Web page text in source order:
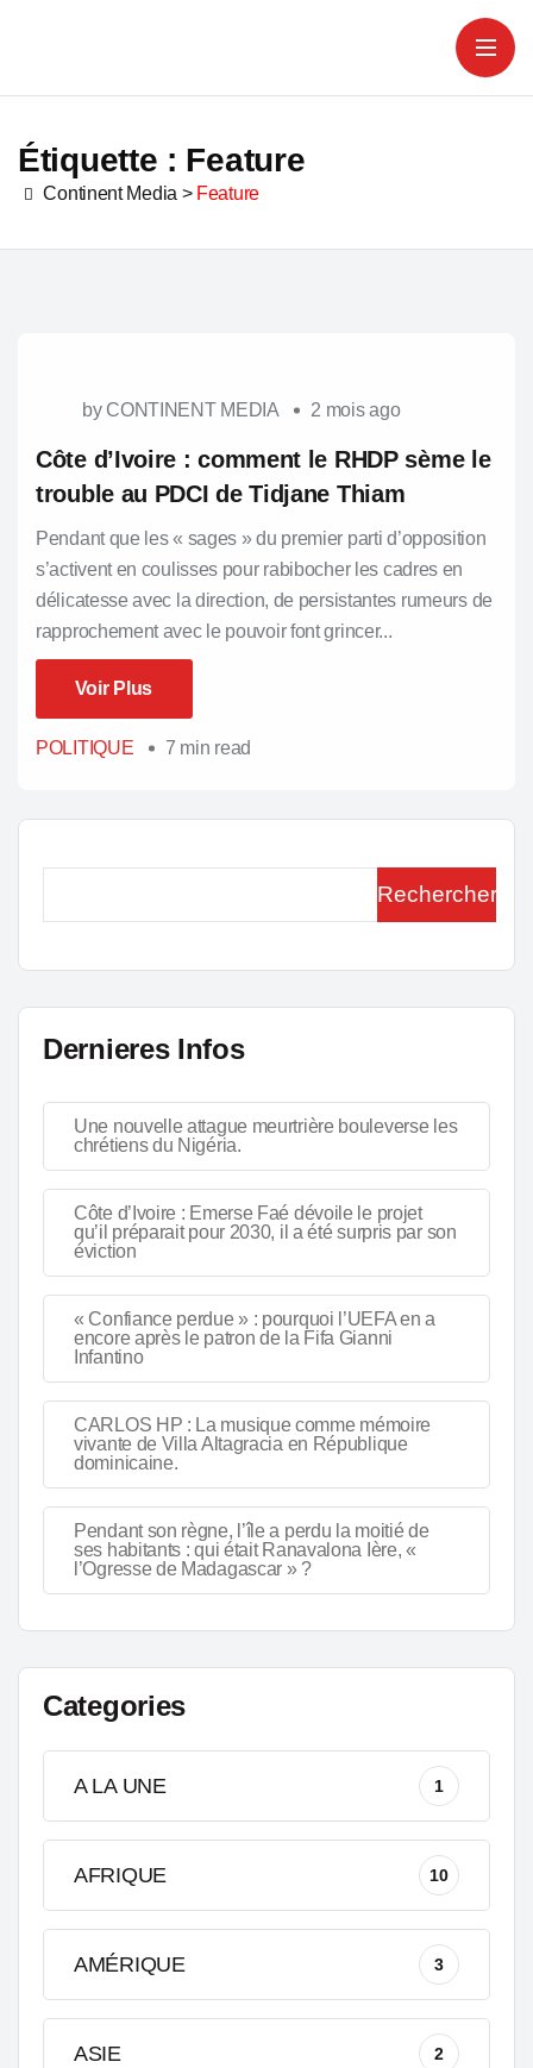
Étiquette : Feature
Continent Media > Feature
by CONTINENT MEDIA 2 mois ago
Côte d’Ivoire : comment le RHDP sème le
trouble au PDCI de Tidjane Thiam
Pendant que les « sages » du premier parti d’opposition
s’activent en coulisses pour rabibocher les cadres en
délicatesse avec la direction, de persistantes rumeurs de
rapprochement avec le pouvoir font grincer...
Voir Plus
POLITIQUE
7 min read
Rechercher
Dernieres Infos
Une nouvelle attague meurtrière bouleverse les
chrétiens du Nigéria.
Côte d’Ivoire : Emerse Faé dévoile le projet
qu’il préparait pour 2030, il a été surpris par son
éviction
« Confiance perdue » : pourquoi l’UEFA en a
encore après le patron de la Fifa Gianni
Infantino
CARLOS HP : La musique comme mémoire
vivante de Villa Altagracia en République
dominicaine.
Pendant son règne, l’île a perdu la moitié de
ses habitants : qui était Ranavalona Ière, «
l’Ogresse de Madagascar » ?
Categories
A LA UNE 1
AFRIQUE 10
AMÉRIQUE 3
ASIE 2